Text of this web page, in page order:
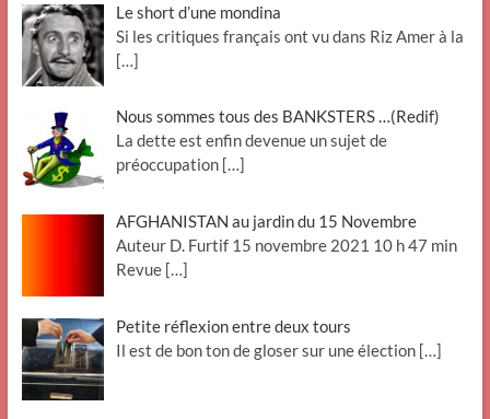
Le short d’une mondina
Si les critiques français ont vu dans Riz Amer à la
[…]
Nous sommes tous des BANKSTERS …(Redif)
La dette est enfin devenue un sujet de
préoccupation […]
AFGHANISTAN au jardin du 15 Novembre
Auteur D. Furtif 15 novembre 2021 10 h 47 min
Revue […]
Petite réflexion entre deux tours
Il est de bon ton de gloser sur une élection […]